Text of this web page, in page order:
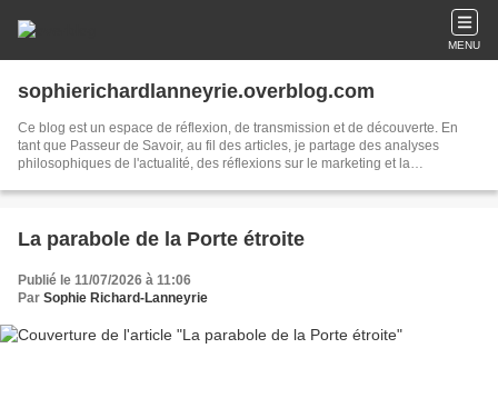
MENU
sophierichardlanneyrie.overblog.com
Ce blog est un espace de réflexion, de transmission et de découverte. En
tant que Passeur de Savoir, au fil des articles, je partage des analyses
philosophiques de l'actualité, des réflexions sur le marketing et la
symbolisme, de l'énergie et de la connaissance de soi. Mon site Internet :
La parabole de la Porte étroite
Publié le 11/07/2026 à 11:06
Par Sophie Richard-Lanneyrie